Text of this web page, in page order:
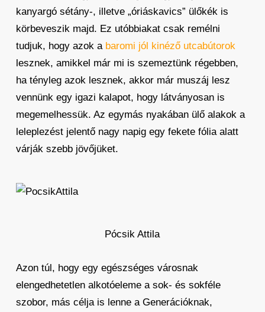
kanyargó sétány-, illetve „óriáskavics” ülőkék is
körbeveszik majd. Ez utóbbiakat csak remélni
tudjuk, hogy azok a baromi jól kinéző utcabútorok
lesznek, amikkel már mi is szemeztünk régebben,
ha tényleg azok lesznek, akkor már muszáj lesz
vennünk egy igazi kalapot, hogy látványosan is
megemelhessük. Az egymás nyakában ülő alakok a
leleplezést jelentő nagy napig egy fekete fólia alatt
várják szebb jövőjüket.
Pócsik Attila
Azon túl, hogy egy egészséges városnak
elengedhetetlen alkotóeleme a sok- és sokféle
szobor, más célja is lenne a Generációknak,